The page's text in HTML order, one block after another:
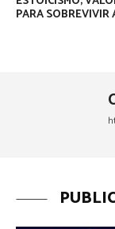
PARA SOBREVIVIR